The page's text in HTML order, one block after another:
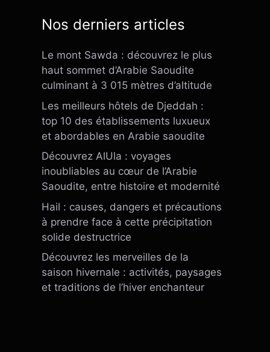
Nos derniers articles
Le mont Sawda : découvrez le plus
haut sommet d’Arabie Saoudite
culminant à 3 015 mètres d’altitude
Les meilleurs hôtels de Djeddah :
top 10 des établissements luxueux
et abordables en Arabie saoudite
Découvrez AlUla : voyages
inoubliables au cœur de l’Arabie
Saoudite, entre histoire et modernité
Hail : causes, dangers et précautions
à prendre face à cette précipitation
solide destructrice
Découvrez les merveilles de la
saison hivernale : activités, paysages
et traditions de l’hiver enchanteur